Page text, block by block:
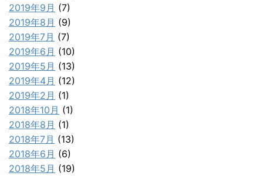
2019年9月 (7)
2019年8月 (9)
2019年7月 (7)
2019年6月 (10)
2019年5月 (13)
2019年4月 (12)
2019年2月 (1)
2018年10月 (1)
2018年8月 (1)
2018年7月 (13)
2018年6月 (6)
2018年5月 (19)